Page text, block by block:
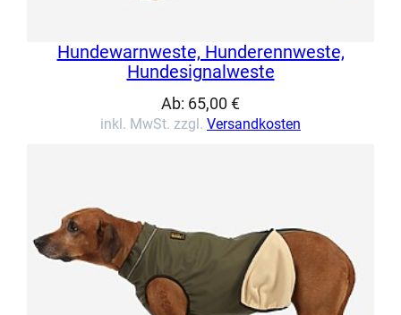
Hundewarnweste, Hunderennweste,
Hundesignalweste
Ab: 65,00 €
inkl. MwSt. zzgl. Versandkosten